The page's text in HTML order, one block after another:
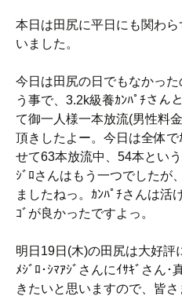
本日は田尻に平日にも関わ
いました。
今日は田尻の日でもなかっ
う事で、3.2k級養ｶﾝﾊﾟﾁさん
て御一人様一本放流(男性料
頂きしたよー。今日は全体で
せて63本放流中、54本とい
ｼﾞﾛさんはもう一つでしたが
ましたねっ。ｶﾝﾊﾟﾁさんは活
ｺﾞが良かったですよっ。
明日19日(木)の田尻は大好評
ﾒｼﾞﾛ･ｼﾏｱｼﾞさんにｲｻｷﾞさん
きたいと思いますので、皆